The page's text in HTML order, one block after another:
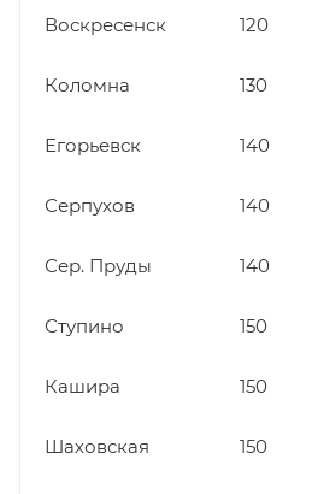
Воскресенск 120
Коломна 130
Егорьевск 140
Серпухов 140
Сер. Пруды 140
Ступино 150
Кашира 150
Шаховская 150